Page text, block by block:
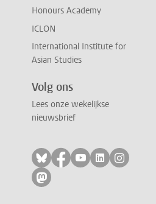
Honours Academy
ICLON
International Institute for
Asian Studies
Volg ons
Lees onze wekelijkse
nieuwsbrief
Volg ons op bluesky
Volg ons op
Volg ons op
Volg ons
Volg
Volg ons op mastodon